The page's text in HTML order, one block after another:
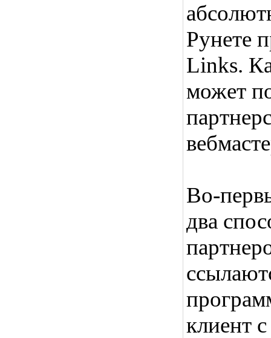
Рунете
Links.
может
Во-
два
клиент